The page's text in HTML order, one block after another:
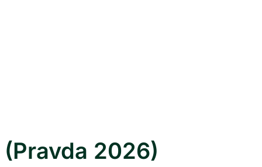
2026)